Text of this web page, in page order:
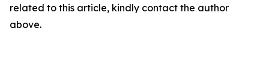
related to this article, kindly contact the author
above.